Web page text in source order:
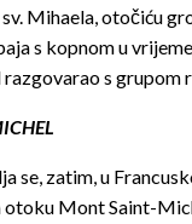
Mihaela, otočiću
s kopnom u
razgovarao s grupom
se, zatim, u
otoku Mont Saint-